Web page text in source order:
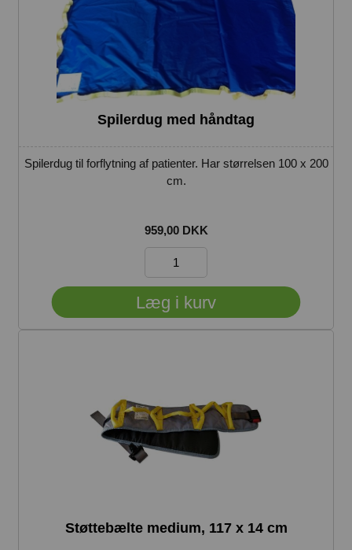
Spilerdug med håndtag
Spilerdug til forflytning af patienter. Har størrelsen 100 x 200
cm.
959,00 DKK
Støttebælte medium, 117 x 14 cm